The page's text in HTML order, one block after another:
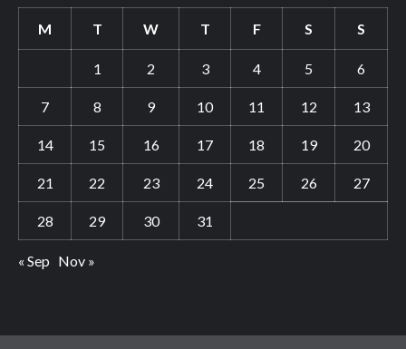
M T W T F S S
1 2 3 4 5 6
7 8 9 10 11 12 13
14 15 16 17 18 19 20
21 22 23 24 25 26 27
28 29 30 31
« Sep Nov »